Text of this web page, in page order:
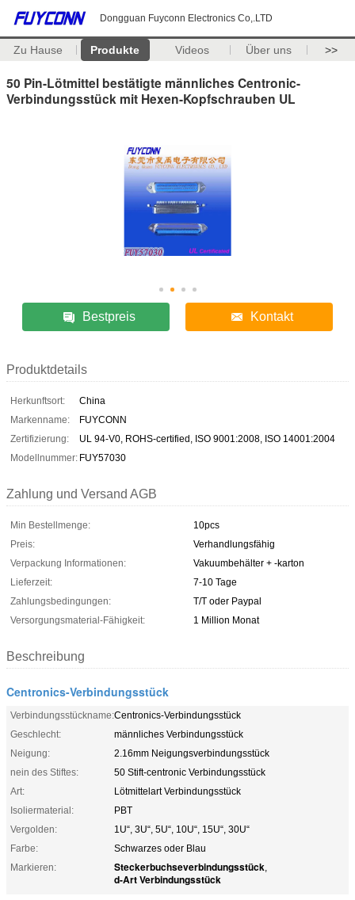
Dongguan Fuyconn Electronics Co,.LTD
Zu Hause Produkte Videos Über uns >>
50 Pin-Lötmittel bestätigte männliches Centronic-
Verbindungsstück mit Hexen-Kopfschrauben UL
Bestpreis Kontakt
Produktdetails
Herkunftsort:
China
Markenname:
FUYCONN
Zertifizierung:
UL 94-V0, ROHS-certified, ISO 9001:2008, ISO 14001:2004
Modellnummer: FUY57030
Zahlung und Versand AGB
Min Bestellmenge:
10pcs
Preis:
Verhandlungsfähig
Verpackung Informationen:
Vakuumbehälter + -karton
Lieferzeit:
7-10 Tage
Zahlungsbedingungen:
T/T oder Paypal
Versorgungsmaterial-Fähigkeit:
1 Million Monat
Beschreibung
Centronics-Verbindungsstück
Verbindungsstückname:Centronics-Verbindungsstück
Geschlecht:
männliches Verbindungsstück
Neigung:
2.16mm Neigungsverbindungsstück
nein des Stiftes:
50 Stift-centronic Verbindungsstück
Art:
Lötmittelart Verbindungsstück
Isoliermaterial:
PBT
Vergolden:
1U“, 3U“, 5U“, 10U“, 15U“, 30U“
Farbe:
Schwarzes oder Blau
Markieren:
Steckerbuchseverbindungsstück,
d-Art Verbindungsstück